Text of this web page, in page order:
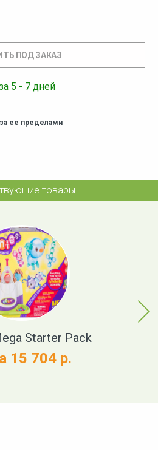
5 - 7 дней
ее пределами
товары
Starter Pack
15 704 р.
Next